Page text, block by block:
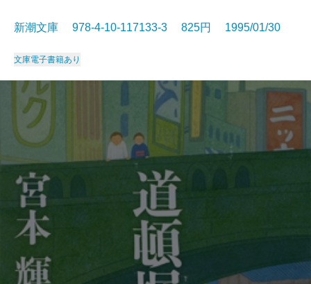
新潮文庫 978-4-10-117133-3 825円 1995/01/30
文庫電子書籍あり